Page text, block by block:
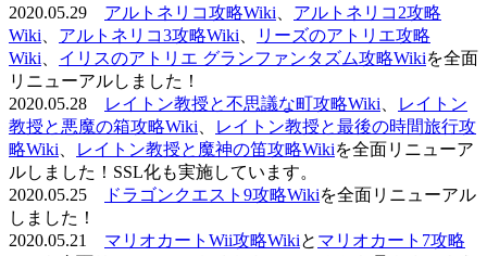
2020.05.29 アルトネリコ攻略Wiki
アルトネリコ2攻略
Wiki
アルトネリコ3攻略Wiki
リーズのアトリエ攻略
Wiki
イリスのアトリエ グランファンタズム攻略Wikiを全面
リニューアルしました！
2020.05.28
レイトン教授と不思議な町攻略Wiki
レイトン
教授と悪魔の箱攻略Wiki
レイトン教授と最後の時間旅行攻
略Wiki
レイトン教授と魔神の笛攻略Wikiを全面リニューア
ルしました！SSL化も実施しています。
2020.05.25
ドラゴンクエスト9攻略Wikiを全面リニューアル
しました！
2020.05.21 マリオカートWii攻略Wikiと マリオカート7攻略